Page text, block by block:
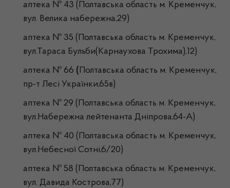
аптека № 43 (Полтавська область м. Кременчук,
вул. Велика набережна,29)
аптека № 35 (Полтавська область м. Кременчук,
вул.Тараса Бульби(Карнаухова Трохима),12)
аптека № 66 (Полтавська область м. Кременчук,
пр-т Лесі Українки,65в)
аптека № 29 (Полтавська область м. Кременчук,
вул.Набережна лейтенанта Дніпрова,64-А)
аптека № 40 (Полтавська область м. Кременчук,
вул.Небесної Сотні,6/20)
аптека № 58 (Полтавська область м. Кременчук,
вул. Давида Кострова,77)